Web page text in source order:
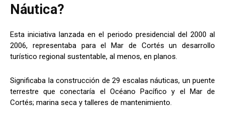
Náutica?
Esta iniciativa lanzada en el periodo presidencial del 2000 al
2006, representaba para el Mar de Cortés un desarrollo
turístico regional sustentable, al menos, en planos.
Significaba la construcción de 29 escalas náuticas, un puente
terrestre que conectaría el Océano Pacífico y el Mar de
Cortés; marina seca y talleres de mantenimiento.